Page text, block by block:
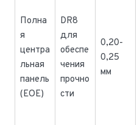
Полна
я
центра
льная
панель
(EOE)
DR8
для
обеспе
чения
прочно
сти
0,20-
0,25
мм